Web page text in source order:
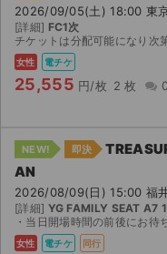
2026/09/05(土) 18:00 東
[詳細] FC1次
チケットは分配可能になり次第、anypassに
女性 電チケ
25,555 円/枚 2 枚
NEW! 即決
AN
2026/08/09(日) 15:00 福
[詳細] YG FAMILY SEAT A7
・当日開場時間の前後にお待ち合わせをし当方の端末を使用して同時入場いたし
女性 電チケ 同行